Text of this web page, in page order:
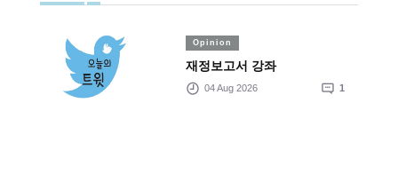
Opinion
재정보고서 강좌
04 Aug 2026 1